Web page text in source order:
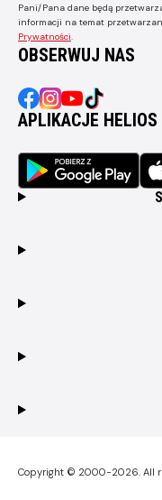
Pani/Pana dane będą
informacji na temat
Prywatności
OBSERWUJ NAS
APLIKACJE HELIOS
Copyright © 2000-2026. All